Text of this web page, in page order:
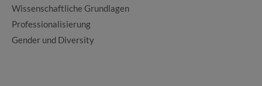
Wissenschaftliche Grundlagen
Professionalisierung
Gender und Diversity